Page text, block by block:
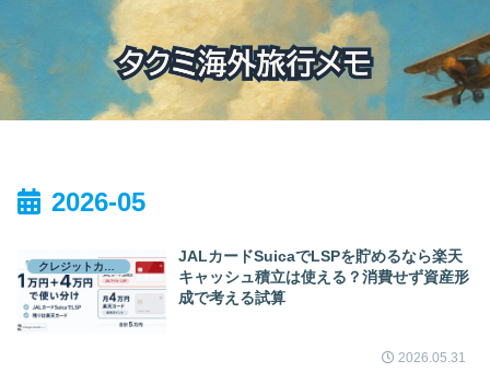
2026-05
JALカードSuicaでLSPを貯めるなら楽天
キャッシュ積立は使える？消費せず資産形
成で考える試算
2026.05.31